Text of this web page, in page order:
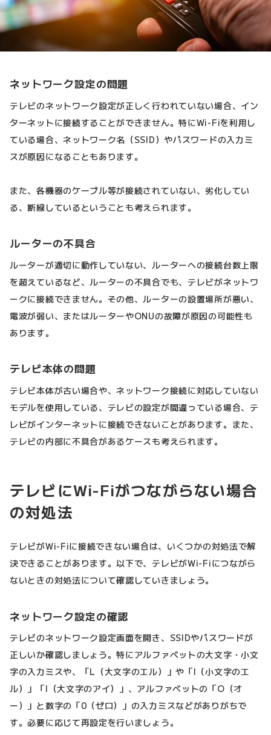
ネットワーク設定の問題
テレビのネットワーク設定が正しく行われていない場合、イン
ターネットに接続することができません。特にWi-Fiを利用し
ている場合、ネットワーク名（SSID）やパスワードの入力ミ
スが原因になることもあります。
また、各機器のケーブル等が接続されていない、劣化してい
る、断線しているということも考えられます。
ルーターの不具合
ルーターが適切に動作していない、ルーターへの接続台数上限
を超えているなど、ルーターの不具合でも、テレビがネットワ
ークに接続できません。その他、ルーターの設置場所が悪い、
電波が弱い、またはルーターやONUの故障が原因の可能性も
あります。
テレビ本体の問題
テレビ本体が古い場合や、ネットワーク接続に対応していない
モデルを使用している、テレビの設定が間違っている場合、テ
レビがインターネットに接続できないことがあります。また、
テレビの内部に不具合があるケースも考えられます。
テレビにWi-Fiがつながらない場合
の対処法
テレビがWi-Fiに接続できない場合は、いくつかの対処法で解
決できることがあります。以下で、テレビがWi-Fiにつながら
ないときの対処法について確認していきましょう。
ネットワーク設定の確認
テレビのネットワーク設定画面を開き、SSIDやパスワードが
正しいか確認しましょう。特にアルファベットの大文字・小文
字の入力ミスや、「L（大文字のエル）」や「l（小文字のエ
ル）」「I（大文字のアイ）」、アルファベットの「O（オ
ー）」と数字の「0（ゼロ）」の入力ミスなどがありがちで
す。必要に応じて再設定を行いましょう。